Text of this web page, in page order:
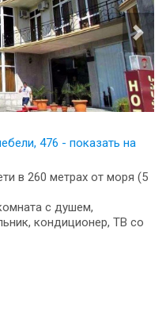
476 - показать на
в 260 метрах от моря (5
с душем,
кондиционер, ТВ со